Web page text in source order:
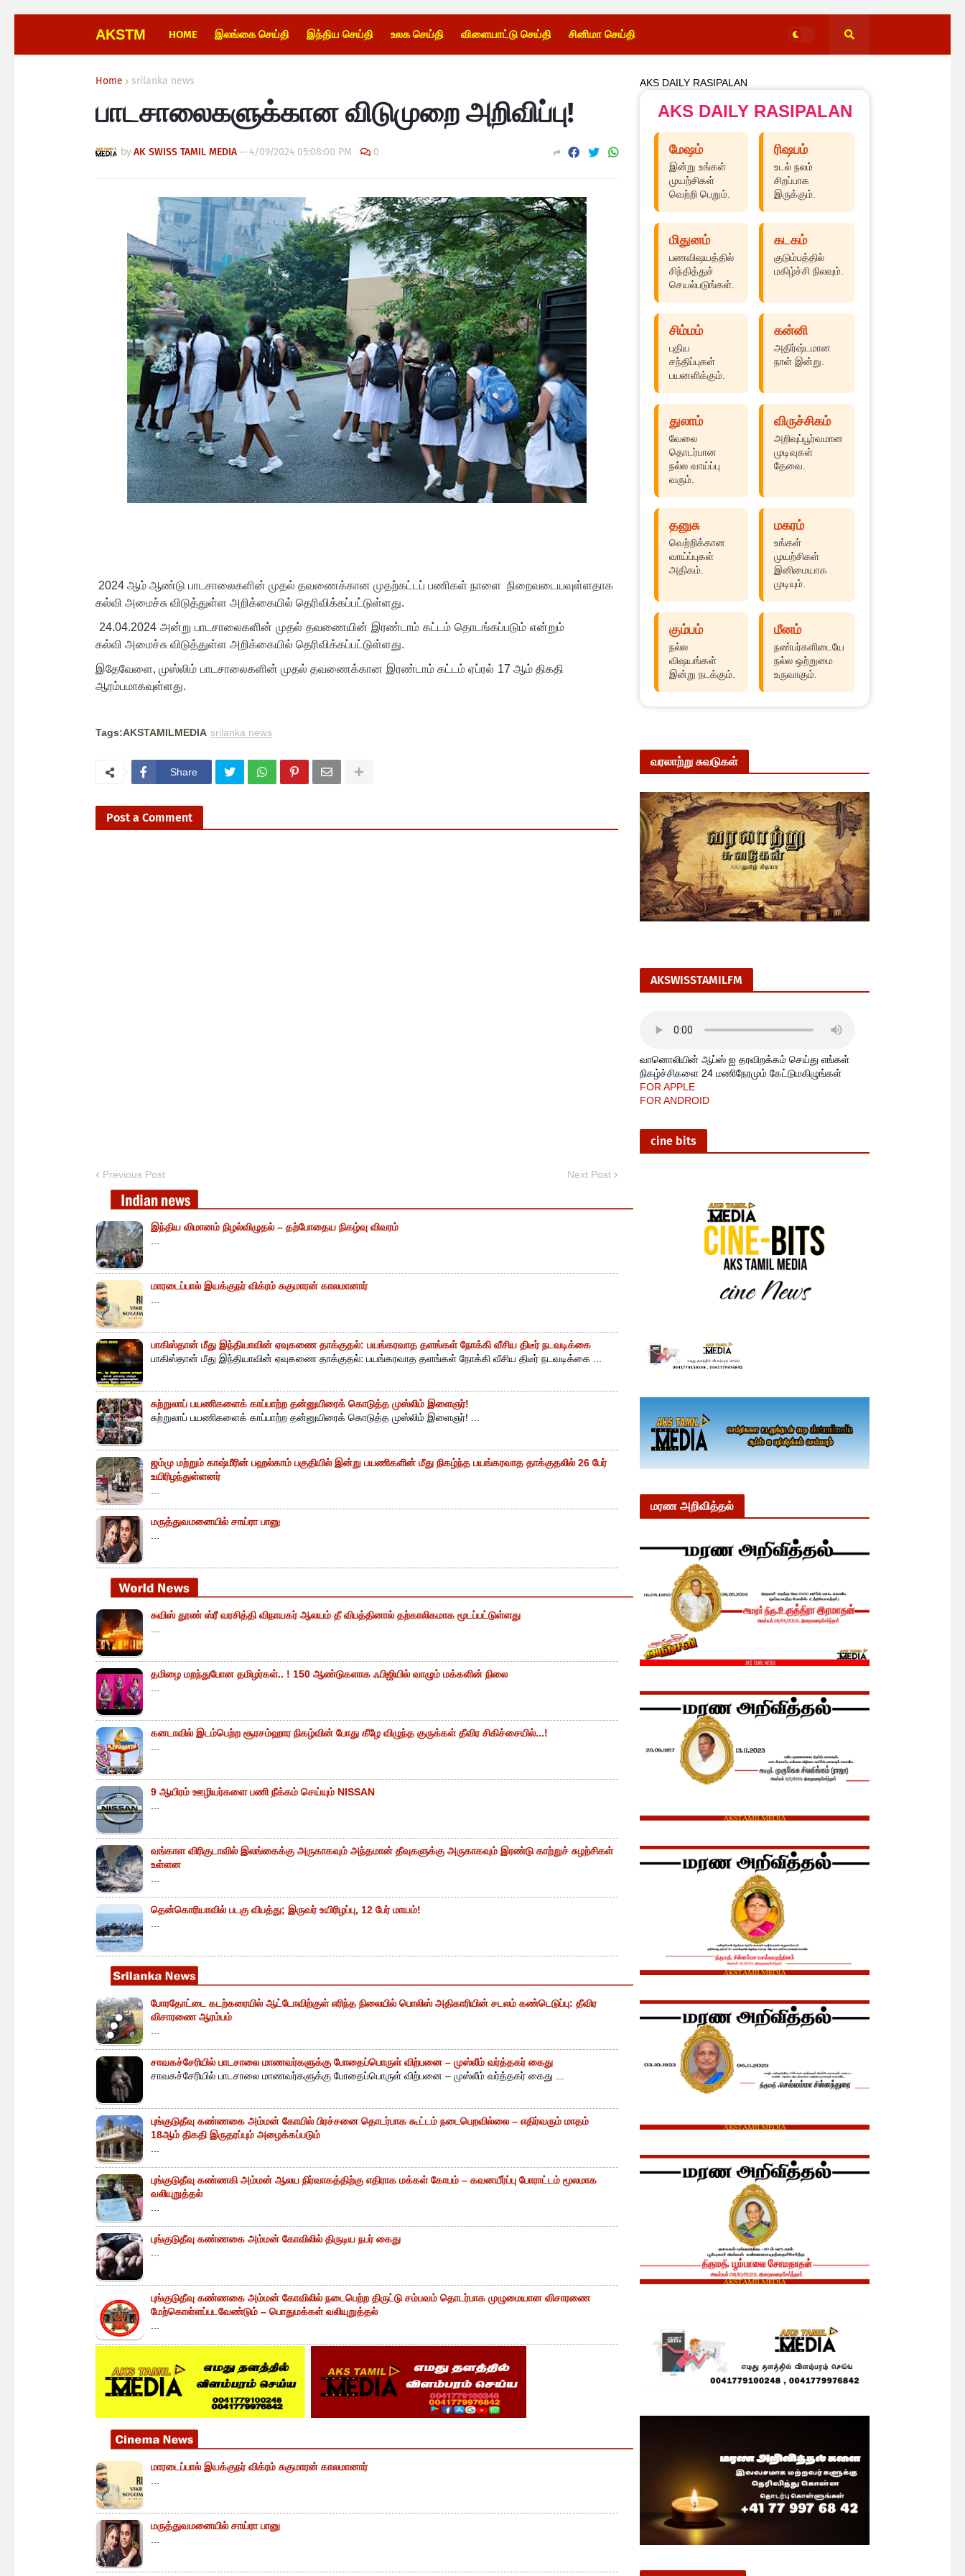
AKSTM HOME இலங்கை செய்தி இந்திய செய்தி உலக செய்தி விளையாட்டு செய்தி சினிமா செய்தி
Home srilanka news
பாடசாலைகளுக்கான விடுமுறை அறிவிப்பு!
byAK SWISS TAMIL MEDIA—4/09/2024 05:08:00 PM 0
2024 ஆம் ஆண்டு பாடசாலைகளின் முதல் தவணைக்கான முதற்கட்டப் பணிகள் நாளை நிறைவடையவுள்ளதாக
கல்வி அமைச்சு விடுத்துள்ள அறிக்கையில் தெரிவிக்கப்பட்டுள்ளது.
24.04.2024 அன்று பாடசாலைகளின் முதல் தவணையின் இரண்டாம் கட்டம் தொடங்கப்படும் என்றும்
கல்வி அமைச்சு விடுத்துள்ள அறிக்கையில் தெரிவிக்கப்பட்டுள்ளது.
இதேவேளை, முஸ்லிம் பாடசாலைகளின் முதல் தவணைக்கான இரண்டாம் கட்டம் ஏப்ரல் 17 ஆம் திகதி
ஆரம்பமாகவுள்ளது.
Tags:AKSTAMILMEDIA srilanka news
Share
Post a Comment
Previous Post Next Post
இந்திய விமானம் நிழல்விழுதல் – தற்போதைய நிகழ்வு விவரம்
மாரடைப்பால் இயக்குநர் விக்ரம் சுகுமாரன் காலமானார்
பாகிஸ்தான் மீது இந்தியாவின் ஏவுகணை தாக்குதல்: பயங்கரவாத தளங்கள் நோக்கி வீசிய திடீர் நடவடிக்கை
பாகிஸ்தான் மீது இந்தியாவின் ஏவுகணை தாக்குதல்: பயங்கரவாத தளங்கள் நோக்கி வீசிய திடீர் நடவடிக்கை ...
சுற்றுலாப் பயணிகளைக் காப்பாற்ற தன்னுயிரைக் கொடுத்த முஸ்லிம் இளைஞர்!
சுற்றுலாப் பயணிகளைக் காப்பாற்ற தன்னுயிரைக் கொடுத்த முஸ்லிம் இளைஞர்! ...
ஜம்மு மற்றும் காஷ்மீரின் பஹல்காம் பகுதியில் இன்று பயணிகளின் மீது நிகழ்ந்த பயங்கரவாத தாக்குதலில் 26 பேர்
உயிரிழந்துள்ளனர்
மருத்துவமனையில் சாய்ரா பானு
சுவிஸ் தூண் ஸ்ரீ வரசித்தி விநாயகர் ஆலயம் தீ விபத்தினால் தற்காலிகமாக மூடப்பட்டுள்ளது
தமிழை மறந்துபோன தமிழர்கள்.. ! 150 ஆண்டுகளாக ஃபிஜியில் வாழும் மக்களின் நிலை
கனடாவில் இடம்பெற்ற சூரசம்ஹார நிகழ்வின் போது கீழே விழுந்த குருக்கள் தீவிர சிகிச்சையில்...!
9 ஆயிரம் ஊழியர்களை பணி நீக்கம் செய்யும் NISSAN
வங்காள விரிகுடாவில் இலங்கைக்கு அருகாகவும் அந்தமான் தீவுகளுக்கு அருகாகவும் இரண்டு காற்றுச் சுழற்சிகள்
உள்ளன
தென்கொரியாவில் படகு விபத்து; இருவர் உயிரிழப்பு, 12 பேர் மாயம்!
போரதோட்டை கடற்கரையில் ஆட்டோவிற்குள் எரிந்த நிலையில் பொலிஸ் அதிகாரியின் சடலம் கண்டெடுப்பு: தீவிர
விசாரணை ஆரம்பம்
சாவகச்சேரியில் பாடசாலை மாணவர்களுக்கு போதைப்பொருள் விற்பனை – முஸ்லீம் வர்த்தகர் கைது
சாவகச்சேரியில் பாடசாலை மாணவர்களுக்கு போதைப்பொருள் விற்பனை – முஸ்லீம் வர்த்தகர் கைது ...
புங்குடுதீவு கண்ணகை அம்மன் கோயில் பிரச்சனை தொடர்பாக கூட்டம் நடைபெறவில்லை – எதிர்வரும் மாதம்
18ஆம் திகதி இருதரப்பும் அழைக்கப்படும்
புங்குடுதீவு கண்ணகி அம்மன் ஆலய நிர்வாகத்திற்கு எதிராக மக்கள் கோபம் – கவனயீர்ப்பு போராட்டம் மூலமாக
வலியுறுத்தல்
புங்குடுதீவு கண்ணகை அம்மன் கோவிலில் திருடிய நபர் கைது
புங்குடுதீவு கண்ணகை அம்மன் கோவிலில் நடைபெற்ற திருட்டு சம்பவம் தொடர்பாக முழுமையான விசாரணை
மேற்கொள்ளப்படவேண்டும் – பொதுமக்கள் வலியுறுத்தல்
மாரடைப்பால் இயக்குநர் விக்ரம் சுகுமாரன் காலமானார்
மருத்துவமனையில் சாய்ரா பானு
AKS DAILY RASIPALAN
AKS DAILY RASIPALAN
மேஷம்
இன்று உங்கள்
முயற்சிகள்
வெற்றி பெறும்.
ரிஷபம்
உடல் நலம்
சிறப்பாக
இருக்கும்.
மிதுனம்
பணவிஷயத்தில்
சிந்தித்துச்
செயல்படுங்கள்.
கடகம்
குடும்பத்தில்
மகிழ்ச்சி நிலவும்.
சிம்மம்
புதிய
சந்திப்புகள்
பயனளிக்கும்.
கன்னி
அதிர்ஷ்டமான
நாள் இன்று.
துலாம்
வேலை
தொடர்பான
நல்ல வாய்ப்பு
வரும்.
விருச்சிகம்
அறிவுப்பூர்வமான
முடிவுகள்
தேவை.
தனுசு
வெற்றிக்கான
வாய்ப்புகள்
அதிகம்.
மகரம்
உங்கள்
முயற்சிகள்
இனிமையாக
முடியும்.
கும்பம்
நல்ல
விஷயங்கள்
இன்று நடக்கும்.
மீனம்
நண்பர்களிடையே
நல்ல ஒற்றுமை
உருவாகும்.
வரலாற்று சுவடுகள்
AKSWISSTAMILFM
வானொலியின் ஆப்ஸ் ஐ தரவிறக்கம் செய்து எங்கள்
நிகழ்ச்சிகளை 24 மணிநேரமும் கேட்டுமகிழுங்கள்
FOR APPLE
FOR ANDROID
cine bits
மரண அறிவித்தல்